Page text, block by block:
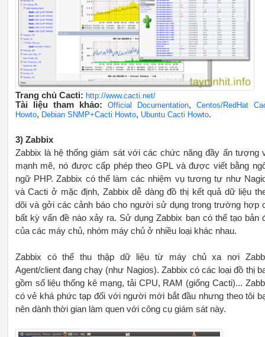
Trang chủ Cacti: http://www.cacti.net/
Tài liệu tham khảo: Official Documentation, Centos/RedHat
Howto, Debian SNMP+Cacti Howto, Ubuntu Cacti Howto.
3) Zabbix
Zabbix là hệ thống giám sát với các chức năng đầy ấn tượng
mạnh mẽ, nó được cấp phép theo GPL và được viết bằng
ngữ PHP. Zabbix có thể làm các nhiệm vụ tương tự như
và Cacti ở mặc định, Zabbix dễ dàng đồ thị kết quả dữ liệu
dõi và gởi các cảnh báo cho người sử dụng trong trường hợp
bất kỳ vấn đề nào xảy ra. Sử dụng Zabbix bạn có thể tạo bản
của các máy chủ, nhóm máy chủ ở nhiều loại khác nhau.
Zabbix có thể thu thập dữ liệu từ máy chủ xa nơi
Agent/client đang chạy (như Nagios). Zabbix có các loại đồ thị
gồm số liệu thống kê mạng, tải CPU, RAM (giống Cacti)...
có vẻ khá phức tạp đối với người mới bắt đầu nhưng theo tôi
nên dành thời gian làm quen với công cụ giám sát này.